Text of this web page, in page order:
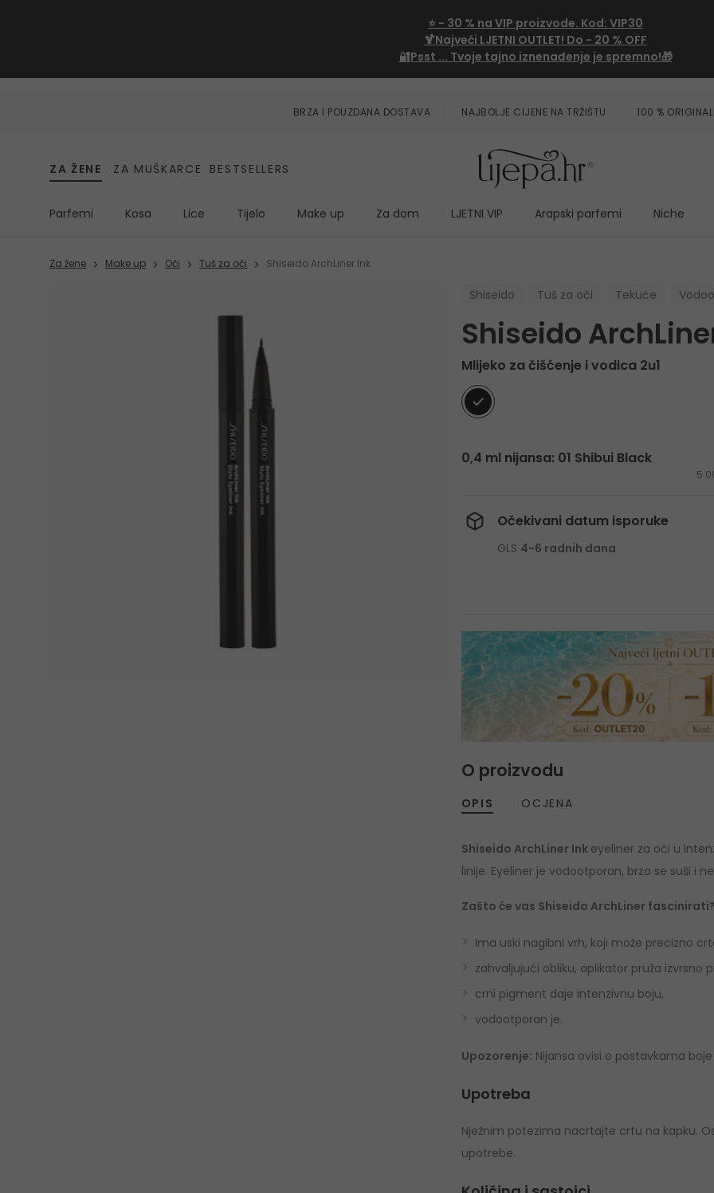
⭐ - 30 % na VIP proizvode. Kod: VIP30
🍹Najveći LJETNI OUTLET! Do - 20 % OFF
🔐Psst ... Tvoje tajno iznenađenje je spremno!🎁
BRZA I POUZDANA DOSTAVA NAJBOLJE CIJENE NA TRŽIŠTU 100 %
ZA ŽENE ZA MUŠKARCE BESTSELLERS
Parfemi Kosa Lice Tijelo Make up Za dom LJETNI VIP Arapski parfemi Niche
Za žene Make up Oči Tuš za oči Shiseido ArchLiner Ink
Shiseido Tuš za oči Tekuće
Shiseido
Mlijeko za čišćenje i vodica 2u1
0,4 ml nijansa: 01 Shibui Black
5
Očekivani datum isporuke
GLS 4-6 radnih dana
O proizvodu
OPIS
Shiseido ArchLiner Ink eyeliner za oči u
linije. Eyeliner je vodootporan, brzo se suši i
Zašto će vas Shiseido ArchLiner fascinirati?
Ima uski nagibni vrh, koji može precizno
zahvaljujući obliku, aplikator pruža izvrsno
crni pigment daje intenzivnu boju,
vodootporan je.
Upozorenje: Nijansa ovisi o postavkama
Upotreba
Nježnim potezima nacrtajte crtu na kapku.
upotrebe.
OCJENA